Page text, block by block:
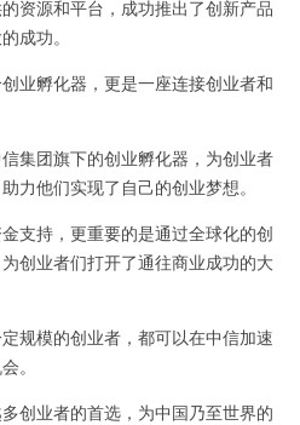
源和平台，成功推出了创新产品
成功。
孵化器，更是一座连接创业者和
团旗下的创业孵化器，为创业者
力他们实现了自己的创业梦想。
持，更重要的是通过全球化的创
创业者们打开了通往商业成功的大
模的创业者，都可以在中信加速
。
业者的首选，为中国乃至世界的